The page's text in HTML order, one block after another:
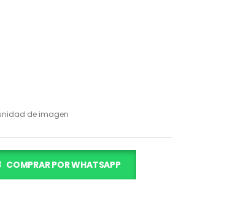
de imagen
COMPRAR POR WHATSAPP